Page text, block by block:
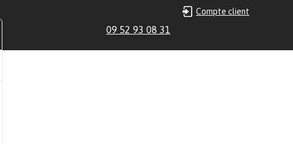
Compte client
09 52 93 08 31